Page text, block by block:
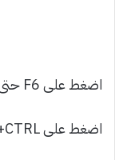
اضغط على F6 حتى يتم تحديد جزء المهام.
اضغط على CTRL+مفتاح المسافة.